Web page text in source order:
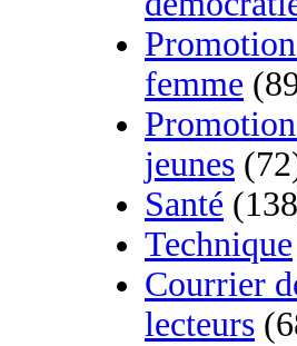
femme
jeunes
Santé
Technique
Courrier
lecteurs